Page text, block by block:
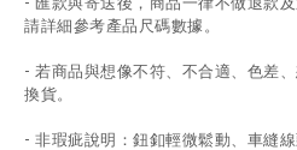
請詳細參考產品尺碼數據 。
- 若商品與想像不符、不合適、色差
換貨。
- 非瑕疵說明：鈕釦輕微鬆動、車縫